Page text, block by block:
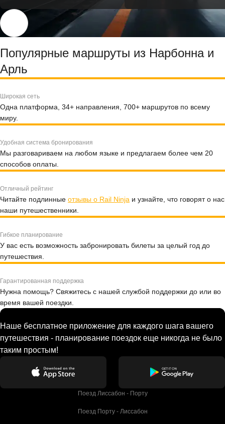
Популярные маршруты из Нарбонна и
Арль
Широкая сеть
Одна платформа, 34+ направления, 700+ маршрутов по всему
миру.
Удобная система бронирования
Мы разговариваем на любом языке и предлагаем более чем 20
способов оплаты.
Отличный рейтинг
Читайте подлинные отзывы о Rail Ninja и узнайте, что говорят о нас
наши путешественники.
Гибкое планирование
У вас есть возможность забронировать билеты за целый год до
путешествия.
Гарантированная поддержка
Нужна помощь? Свяжитесь с нашей службой поддержки до или во
время вашей поездки.
Наше бесплатное приложение для каждого шага вашего
путешествия - планирование поездок еще никогда не было
таким простым!
Поезд Лиссабон - Порту
Поезд Порту - Лиссабон